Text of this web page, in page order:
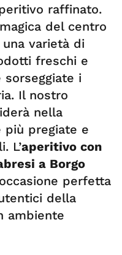
raffinato.
del centro
varietà di
freschi e
i
Il nostro
nella
pregiate e
L’aperitivo con
a Borgo
perfetta
della
ambiente